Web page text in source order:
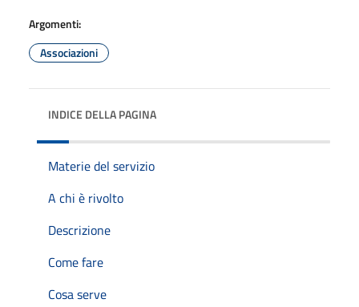
Argomenti:
Associazioni
INDICE DELLA PAGINA
Materie del servizio
A chi è rivolto
Descrizione
Come fare
Cosa serve